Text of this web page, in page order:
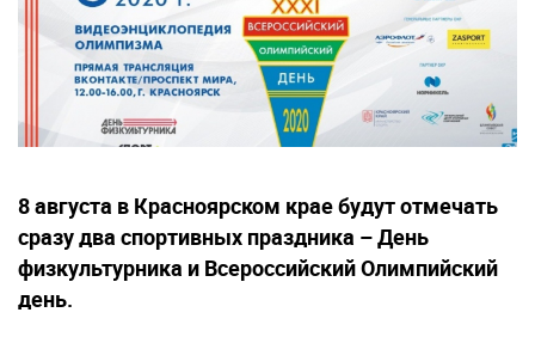
8 августа в Красноярском крае будут отмечать
сразу два спортивных праздника – День
физкультурника и Всероссийский Олимпийский
день.